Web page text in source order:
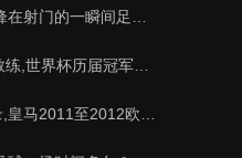
间足球的速度有多快？？
杯历届冠军球队教练
至2012欧冠赛程&nbs